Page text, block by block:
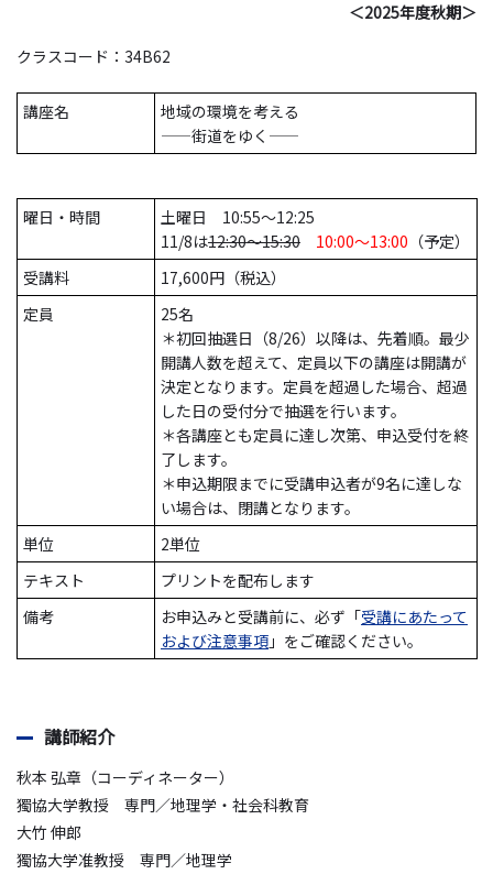
＜2025年度秋期＞
クラスコード：34B62
講座名
地域の環境を考える
――街道をゆく――
曜日・時間
土曜日 10:55～12:25
11/8は12:30～15:30 10:00～13:00 （予定）
受講料
17,600円（税込）
定員
25名
＊初回抽選日（8/26）以降は、先着順。最少
開講人数を超えて、定員以下の講座は開講が
決定となります。定員を超過した場合、超過
した日の受付分で抽選を行います。
＊各講座とも定員に達し次第、申込受付を終
了します。
＊申込期限までに受講申込者が9名に達しな
い場合は、閉講となります。
単位
2単位
テキスト
プリントを配布します
備考
お申込みと受講前に、必ず「受講にあたって
および注意事項 」をご確認ください。
講師紹介
秋本 弘章（コーディネーター）
獨協大学教授 専門／地理学・社会科教育
大竹 伸郎
獨協大学准教授 専門／地理学